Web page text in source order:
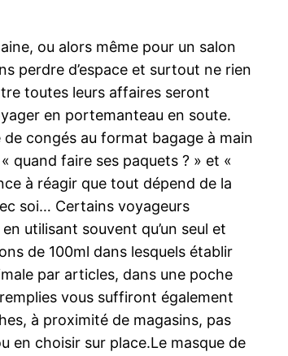
ou alors même pour un salon
perdre d’espace et surtout ne rien
toutes leurs affaires seront
en portemanteau en soute.
congés au format bagage à main
quand faire ses paquets ? » et «
à réagir que tout dépend de la
soi… Certains voyageurs
utilisant souvent qu’un seul et
de 100ml dans lesquels établir
par articles, dans une poche
vous suffiront également
à proximité de magasins, pas
en choisir sur place.Le masque de